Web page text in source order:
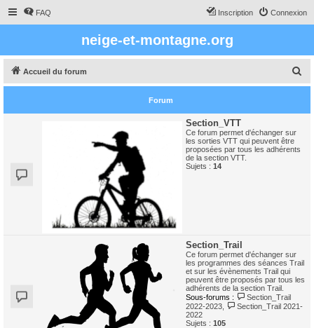
FAQ Connexion
Inscription
neige-et-montagne.org
Accueil du forum
e
Forum
Section_VTT
Ce forum permet d'échanger sur
les sorties VTT qui peuvent être
proposées par tous les adhérents
de la section VTT.
Sujets : 14
Section_Trail
Ce forum permet d'échanger sur
les programmes des séances Trail
et sur les évènements Trail qui
peuvent être proposés par tous les
adhérents de la section Trail.
Sous-forums :
Section_Trail
2022-2023
Section_Trail 2021-
2022
Sujets : 105